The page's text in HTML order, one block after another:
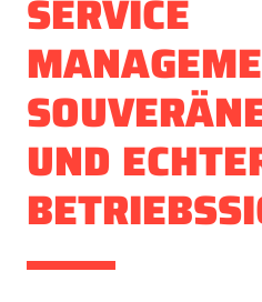
SERVICE
UND